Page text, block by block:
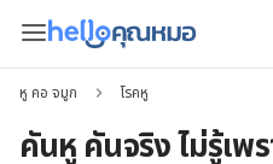
หู คอ จมูก โรคหู
คันหู คันจริง ไม่รู้เพ